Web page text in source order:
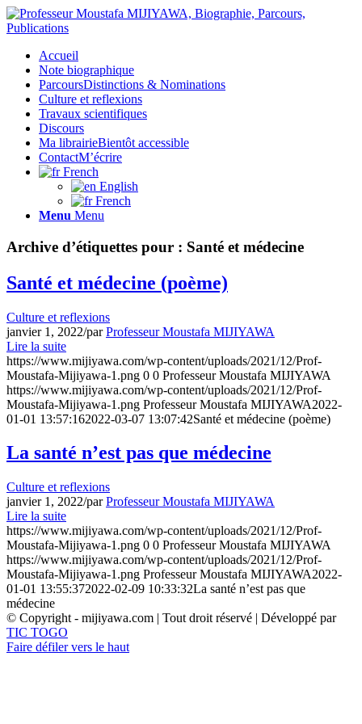
Accueil
Note biographique
ParcoursDistinctions & Nominations
Culture et reflexions
Travaux scientifiques
Discours
Ma librairieBientôt accessible
ContactM’écrire
French
English
French
Menu Menu
Archive d’étiquettes pour : Santé et médecine
Santé et médecine (poème)
Culture et reflexions
janvier 1, 2022/parProfesseur Moustafa MIJIYAWA
Lire la suite
https://www.mijiyawa.com/wp-content/uploads/2021/12/Prof-
Moustafa-Mijiyawa-1.png 0 0 Professeur Moustafa MIJIYAWA
https://www.mijiyawa.com/wp-content/uploads/2021/12/Prof-
Moustafa-Mijiyawa-1.png Professeur Moustafa MIJIYAWA2022-
01-01 13:57:162022-03-07 13:07:42Santé et médecine (poème)
La santé n’est pas que médecine
Culture et reflexions
janvier 1, 2022/parProfesseur Moustafa MIJIYAWA
Lire la suite
https://www.mijiyawa.com/wp-content/uploads/2021/12/Prof-
Moustafa-Mijiyawa-1.png 0 0 Professeur Moustafa MIJIYAWA
https://www.mijiyawa.com/wp-content/uploads/2021/12/Prof-
Moustafa-Mijiyawa-1.png Professeur Moustafa MIJIYAWA2022-
01-01 13:55:372022-02-09 10:33:32La santé n’est pas que
médecine
© Copyright - mijiyawa.com | Tout droit réservé | Développé par
TIC TOGO
Faire défiler vers le haut